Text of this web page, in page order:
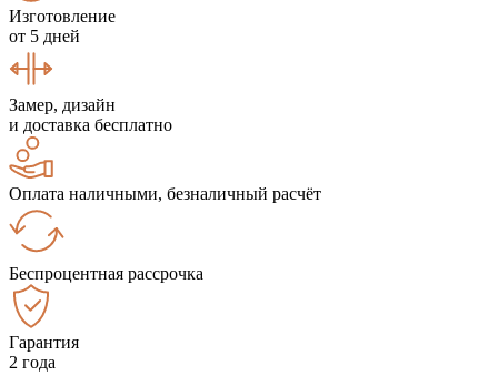
Изготовление
от 5 дней
Замер, дизайн
и доставка бесплатно
Оплата наличными, безналичный расчёт
Беспроцентная рассрочка
Гарантия
2 года